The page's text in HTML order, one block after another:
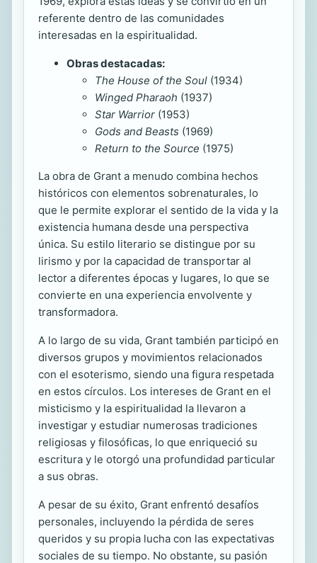
referente dentro de las comunidades
interesadas en la espiritualidad.
Obras destacadas:
The House of the Soul (1934)
Winged Pharaoh (1937)
Star Warrior (1953)
Gods and Beasts (1969)
Return to the Source (1975)
La obra de Grant a menudo combina hechos
históricos con elementos sobrenaturales, lo
que le permite explorar el sentido de la vida y la
existencia humana desde una perspectiva
única. Su estilo literario se distingue por su
lirismo y por la capacidad de transportar al
lector a diferentes épocas y lugares, lo que se
convierte en una experiencia envolvente y
transformadora.
A lo largo de su vida, Grant también participó en
diversos grupos y movimientos relacionados
con el esoterismo, siendo una figura respetada
en estos círculos. Los intereses de Grant en el
misticismo y la espiritualidad la llevaron a
investigar y estudiar numerosas tradiciones
religiosas y filosóficas, lo que enriqueció su
escritura y le otorgó una profundidad particular
a sus obras.
A pesar de su éxito, Grant enfrentó desafíos
personales, incluyendo la pérdida de seres
queridos y su propia lucha con las expectativas
sociales de su tiempo. No obstante, su pasión